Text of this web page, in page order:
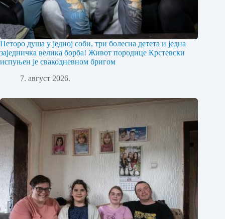
Петоро душа у једној соби, три болесна детета и једна
заједничка велика борба! Живот породице Крстевски
испуњен је свакодневном бригом
7. август 2026.